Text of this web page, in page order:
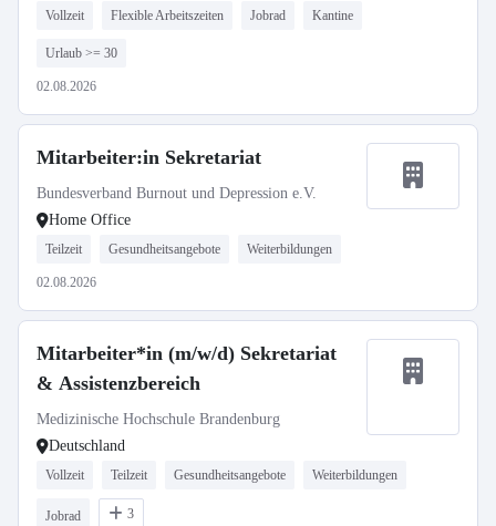
Vollzeit Flexible Arbeitszeiten Jobrad Kantine
Urlaub >= 30
02.08.2026
Mitarbeiter:in Sekretariat
Bundesverband Burnout und Depression e.V.
Home Office
Teilzeit Gesundheitsangebote Weiterbildungen
02.08.2026
Mitarbeiter*in (m/w/d) Sekretariat
& Assistenzbereich
Medizinische Hochschule Brandenburg
Deutschland
Vollzeit Teilzeit Gesundheitsangebote Weiterbildungen
Jobrad 3